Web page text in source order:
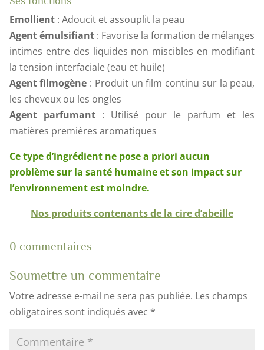
Emollient: Adoucit et assouplit la peau
Agent émulsifiant: Favorise la formation de mélanges
intimes entre des liquides non miscibles en modifiant
la tension interfaciale (eau et huile)
Agent filmogène : Produit un film continu sur la peau,
les cheveux ou les ongles
Agent parfumant: Utilisé pour le parfum et les
matières premières aromatiques
Ce type d’ingrédient ne pose a priori aucun
problème sur la santé humaine et son impact sur
l’environnement est moindre.
Nos produits contenants de la cire d’abeille
0 commentaires
Soumettre un commentaire
Votre adresse e-mail ne sera pas publiée. Les champs
obligatoires sont indiqués avec *